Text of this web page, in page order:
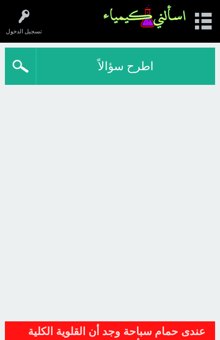
تسجيل الدخول
اطرح سؤالاً
عندى حمام سباحة وجد أن القلوية الكلية